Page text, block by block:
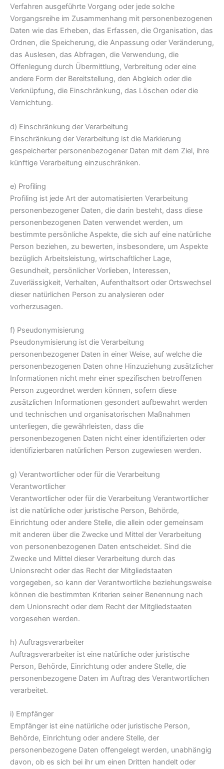
Verfahren ausgeführte Vorgang oder jede solche
Vorgangsreihe im Zusammenhang mit personenbezogenen
Daten wie das Erheben, das Erfassen, die Organisation, das
Ordnen, die Speicherung, die Anpassung oder Veränderung,
das Auslesen, das Abfragen, die Verwendung, die
Offenlegung durch Übermittlung, Verbreitung oder eine
andere Form der Bereitstellung, den Abgleich oder die
Verknüpfung, die Einschränkung, das Löschen oder die
Vernichtung.
d) Einschränkung der Verarbeitung
Einschränkung der Verarbeitung ist die Markierung
gespeicherter personenbezogener Daten mit dem Ziel, ihre
künftige Verarbeitung einzuschränken.
e) Profiling
Profiling ist jede Art der automatisierten Verarbeitung
personenbezogener Daten, die darin besteht, dass diese
personenbezogenen Daten verwendet werden, um
bestimmte persönliche Aspekte, die sich auf eine natürliche
Person beziehen, zu bewerten, insbesondere, um Aspekte
bezüglich Arbeitsleistung, wirtschaftlicher Lage,
Gesundheit, persönlicher Vorlieben, Interessen,
Zuverlässigkeit, Verhalten, Aufenthaltsort oder Ortswechsel
dieser natürlichen Person zu analysieren oder
vorherzusagen.
f) Pseudonymisierung
Pseudonymisierung ist die Verarbeitung
personenbezogener Daten in einer Weise, auf welche die
personenbezogenen Daten ohne Hinzuziehung zusätzlicher
Informationen nicht mehr einer spezifischen betroffenen
Person zugeordnet werden können, sofern diese
zusätzlichen Informationen gesondert aufbewahrt werden
und technischen und organisatorischen Maßnahmen
unterliegen, die gewährleisten, dass die
personenbezogenen Daten nicht einer identifizierten oder
identifizierbaren natürlichen Person zugewiesen werden.
g) Verantwortlicher oder für die Verarbeitung
Verantwortlicher
Verantwortlicher oder für die Verarbeitung Verantwortlicher
ist die natürliche oder juristische Person, Behörde,
Einrichtung oder andere Stelle, die allein oder gemeinsam
mit anderen über die Zwecke und Mittel der Verarbeitung
von personenbezogenen Daten entscheidet. Sind die
Zwecke und Mittel dieser Verarbeitung durch das
Unionsrecht oder das Recht der Mitgliedstaaten
vorgegeben, so kann der Verantwortliche beziehungsweise
können die bestimmten Kriterien seiner Benennung nach
dem Unionsrecht oder dem Recht der Mitgliedstaaten
vorgesehen werden.
h) Auftragsverarbeiter
Auftragsverarbeiter ist eine natürliche oder juristische
Person, Behörde, Einrichtung oder andere Stelle, die
personenbezogene Daten im Auftrag des Verantwortlichen
verarbeitet.
i) Empfänger
Empfänger ist eine natürliche oder juristische Person,
Behörde, Einrichtung oder andere Stelle, der
personenbezogene Daten offengelegt werden, unabhängig
davon, ob es sich bei ihr um einen Dritten handelt oder